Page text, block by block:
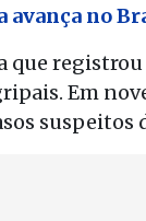
no
que
Em
suspeitos